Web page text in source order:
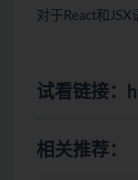
对于React和
试看链接：
相关推荐：